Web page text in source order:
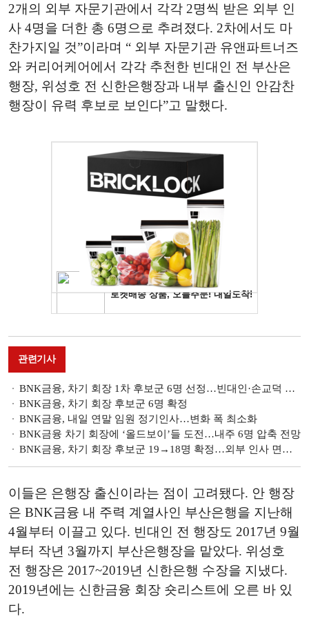
2개의 외부 자문기관에서 각각 2명씩 받은 외부 인
사 4명을 더한 총 6명으로 추려졌다. 2차에서도 마
찬가지일 것”이라며 “ 외부 자문기관 유앤파트너즈
와 커리어케어에서 각각 추천한 빈대인 전 부산은
행장, 위성호 전 신한은행장과 내부 출신인 안감찬
행장이 유력 후보로 보인다”고 말했다.
관련기사
BNK금융, 차기 회장 1차 후보군 6명 선정…빈대인·손교덕 등 행장 출신 '주목'
BNK금융, 차기 회장 후보군 6명 확정
BNK금융, 내일 연말 임원 정기인사…변화 폭 최소화
BNK금융 차기 회장에 ‘올드보이’들 도전…내주 6명 압축 전망
BNK금융, 차기 회장 후보군 19→18명 확정…외부 인사 면면은?
이들은 은행장 출신이라는 점이 고려됐다. 안 행장
은 BNK금융 내 주력 계열사인 부산은행을 지난해
4월부터 이끌고 있다. 빈대인 전 행장도 2017년 9월
부터 작년 3월까지 부산은행장을 맡았다. 위성호
전 행장은 2017~2019년 신한은행 수장을 지냈다.
2019년에는 신한금융 회장 숏리스트에 오른 바 있
다.